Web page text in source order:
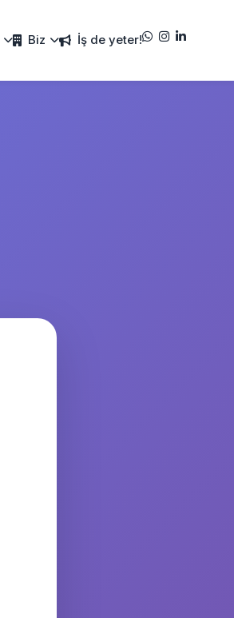
Biz İş de yeter!